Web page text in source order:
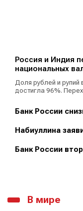
Россия и Индия
национальных
Доля рублей и рупий
достигла 96%.
Банк России
Набиуллина
Банк России
В мире